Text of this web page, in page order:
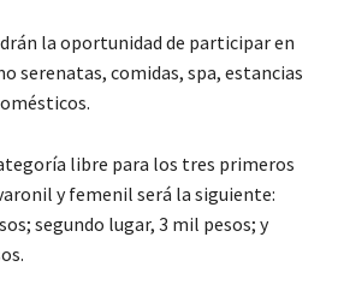
la oportunidad de participar en
serenatas, comidas, spa, estancias
libre para los tres primeros
y femenil será la siguiente:
segundo lugar, 3 mil pesos; y